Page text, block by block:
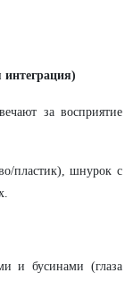
за восприятие
пластик), шнурок с
и бусинами (глаза